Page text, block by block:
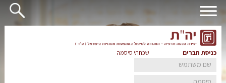
כניסת חברים שכחתי סיסמה